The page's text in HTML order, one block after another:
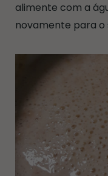
alimente com a
novamente para o